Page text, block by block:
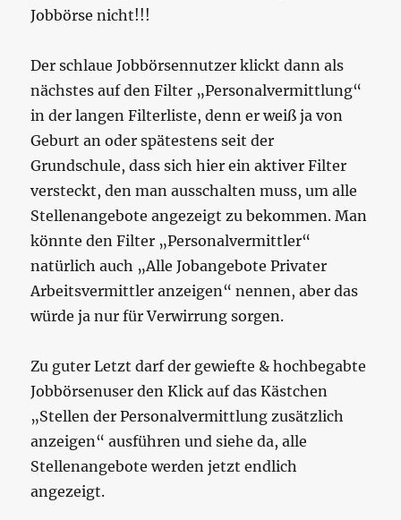
Jobbörse nicht!!!
Der schlaue Jobbörsennutzer klickt dann als
nächstes auf den Filter „Personalvermittlung“
in der langen Filterliste, denn er weiß ja von
Geburt an oder spätestens seit der
Grundschule, dass sich hier ein aktiver Filter
versteckt, den man ausschalten muss, um alle
Stellenangebote angezeigt zu bekommen. Man
könnte den Filter „Personalvermittler“
natürlich auch „Alle Jobangebote Privater
Arbeitsvermittler anzeigen“ nennen, aber das
würde ja nur für Verwirrung sorgen.
Zu guter Letzt darf der gewiefte & hochbegabte
Jobbörsenuser den Klick auf das Kästchen
„Stellen der Personalvermittlung zusätzlich
anzeigen“ ausführen und siehe da, alle
Stellenangebote werden jetzt endlich
angezeigt.